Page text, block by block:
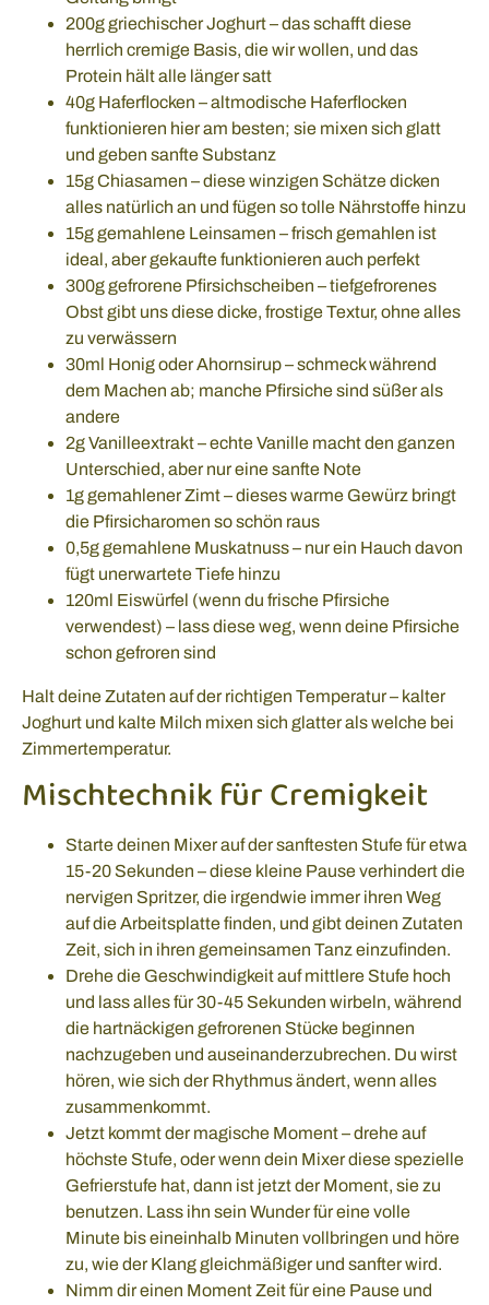
200g griechischer Joghurt – das schafft diese
herrlich cremige Basis, die wir wollen, und das
Protein hält alle länger satt
40g Haferflocken – altmodische Haferflocken
funktionieren hier am besten; sie mixen sich glatt
und geben sanfte Substanz
15g Chiasamen – diese winzigen Schätze dicken
alles natürlich an und fügen so tolle Nährstoffe hinzu
15g gemahlene Leinsamen – frisch gemahlen ist
ideal, aber gekaufte funktionieren auch perfekt
300g gefrorene Pfirsichscheiben – tiefgefrorenes
Obst gibt uns diese dicke, frostige Textur, ohne alles
zu verwässern
30ml Honig oder Ahornsirup – schmeck während
dem Machen ab; manche Pfirsiche sind süßer als
andere
2g Vanilleextrakt – echte Vanille macht den ganzen
Unterschied, aber nur eine sanfte Note
1g gemahlener Zimt – dieses warme Gewürz bringt
die Pfirsicharomen so schön raus
0,5g gemahlene Muskatnuss – nur ein Hauch davon
fügt unerwartete Tiefe hinzu
120ml Eiswürfel (wenn du frische Pfirsiche
verwendest) – lass diese weg, wenn deine Pfirsiche
schon gefroren sind
Halt deine Zutaten auf der richtigen Temperatur – kalter
Joghurt und kalte Milch mixen sich glatter als welche bei
Zimmertemperatur.
Mischtechnik für Cremigkeit
Starte deinen Mixer auf der sanftesten Stufe für etwa
15-20 Sekunden – diese kleine Pause verhindert die
nervigen Spritzer, die irgendwie immer ihren Weg
auf die Arbeitsplatte finden, und gibt deinen Zutaten
Zeit, sich in ihren gemeinsamen Tanz einzufinden.
Drehe die Geschwindigkeit auf mittlere Stufe hoch
und lass alles für 30-45 Sekunden wirbeln, während
die hartnäckigen gefrorenen Stücke beginnen
nachzugeben und auseinanderzubrechen. Du wirst
hören, wie sich der Rhythmus ändert, wenn alles
zusammenkommt.
Jetzt kommt der magische Moment – drehe auf
höchste Stufe, oder wenn dein Mixer diese spezielle
Gefrierstufe hat, dann ist jetzt der Moment, sie zu
benutzen. Lass ihn sein Wunder für eine volle
Minute bis eineinhalb Minuten vollbringen und höre
zu, wie der Klang gleichmäßiger und sanfter wird.
Nimm dir einen Moment Zeit für eine Pause und